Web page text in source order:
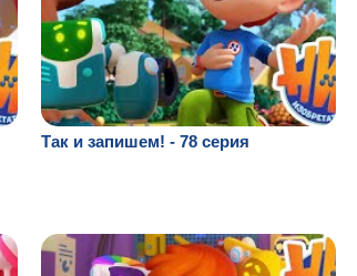
Так и запишем! - 78 серия